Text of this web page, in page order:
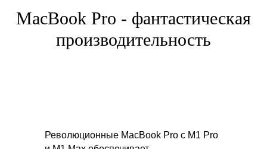
МасBook Pro - фантастическая
производительность
Революционные MacBook Pro с M1 Pro